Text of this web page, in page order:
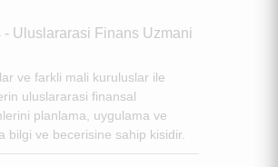
- Uluslararasi Finans Uzmani
ve farkli mali kuruluslar ile
uluslararasi finansal
planlama, uygulama ve
bilgi ve becerisine sahip kisidir.